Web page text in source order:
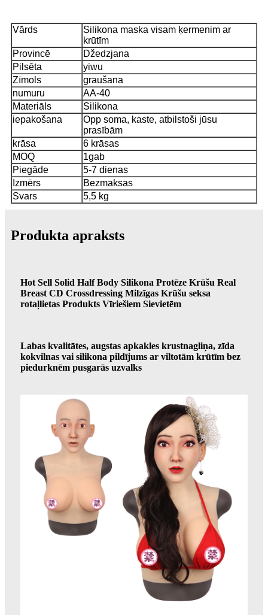
Vārds
Silikona maska ​​visam ķermenim ar
krūtīm
Provincē
Džedzjana
Pilsēta
yiwu
Zīmols
graušana
numuru
AA-40
Materiāls
Silikona
iepakošana
Opp soma, kaste, atbilstoši jūsu
prasībām
krāsa
6 krāsas
MOQ
1gab
Piegāde
5-7 dienas
Izmērs
Bezmaksas
Svars
5,5 kg
Produkta apraksts
Hot Sell Solid Half Body Silikona Protēze Krūšu Real
Breast CD Crossdressing Milzīgas Krūšu seksa
rotaļlietas Produkts Vīriešiem Sievietēm
Labas kvalitātes, augstas apkakles krustnagliņa, zīda
kokvilnas vai silikona pildījums ar viltotām krūtīm bez
piedurknēm pusgarās uzvalks